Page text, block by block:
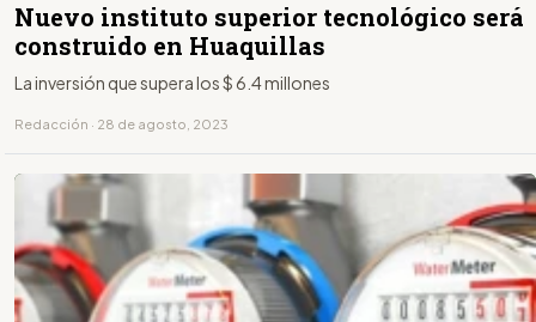
Nuevo instituto superior tecnológico será
construido en Huaquillas
La inversión que supera los $ 6.4 millones
Redacción · 28 de agosto, 2023